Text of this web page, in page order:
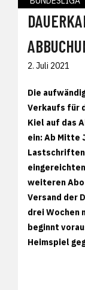
2. Juli 2021
Die
Verkaufs für
Kiel auf das
ein: Ab Mitte
weiteren
Versand der
drei Wochen
beginnt
Heimspiel